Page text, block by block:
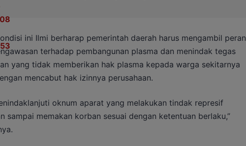
ini Ilmi berharap pemerintah daerah harus mengambil peran
terhadap pembangunan plasma dan menindak tegas
yang tidak memberikan hak plasma kepada warga sekitarnya
mencabut hak izinnya perusahaan.
oknum aparat yang melakukan tindak represif
sampai memakan korban sesuai dengan ketentuan berlaku,”